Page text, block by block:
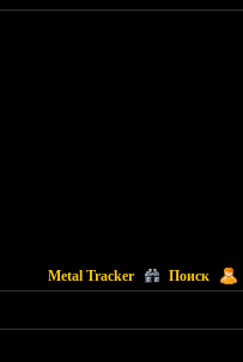
Metal Tracker Поиск